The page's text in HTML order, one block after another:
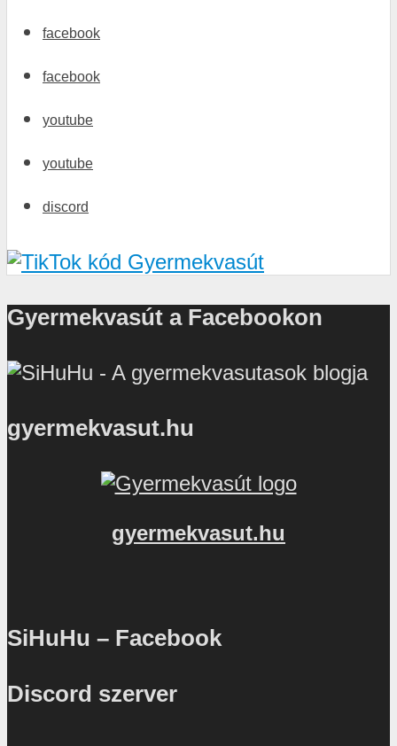
facebook
facebook
youtube
youtube
discord
Gyermekvasút a Facebookon
gyermekvasut.hu
gyermekvasut.hu
SiHuHu – Facebook
Discord szerver